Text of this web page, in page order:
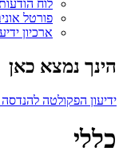
לוח
פורטל
ארכיון
הינך נמצא כאן
ידיעון הפקולטה להנדסה 2021/22
כללי